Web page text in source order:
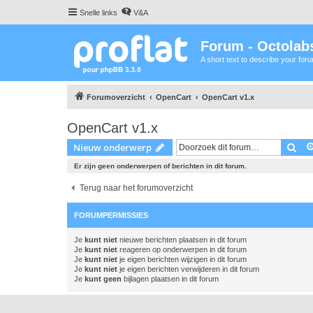
Snelle links V&A
Forum -
A short text to describe your
Forumoverzicht OpenCart OpenCart v1.x
OpenCart v1.x
Nieuw onderwerp
Er zijn geen onderwerpen of berichten in dit forum.
Terug naar het forumoverzicht
FORUMPERMISSIES
Je kunt niet nieuwe berichten plaatsen in dit forum
Je kunt niet reageren op onderwerpen in dit forum
Je kunt niet je eigen berichten wijzigen in dit forum
Je kunt niet je eigen berichten verwijderen in dit forum
Je kunt geen bijlagen plaatsen in dit forum